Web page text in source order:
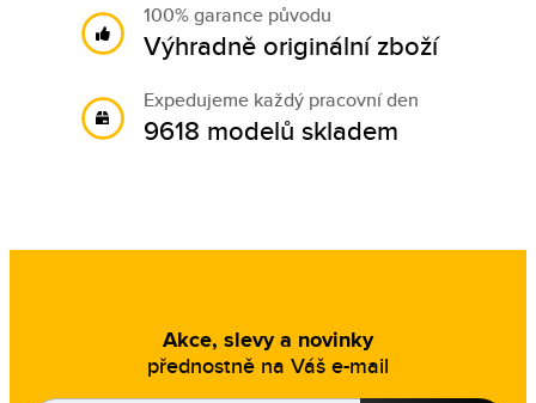
100% garance původu
Výhradně originální zboží
Expedujeme každý pracovní den
9618 modelů skladem
Akce, slevy a novinky
přednostně na Váš e-mail